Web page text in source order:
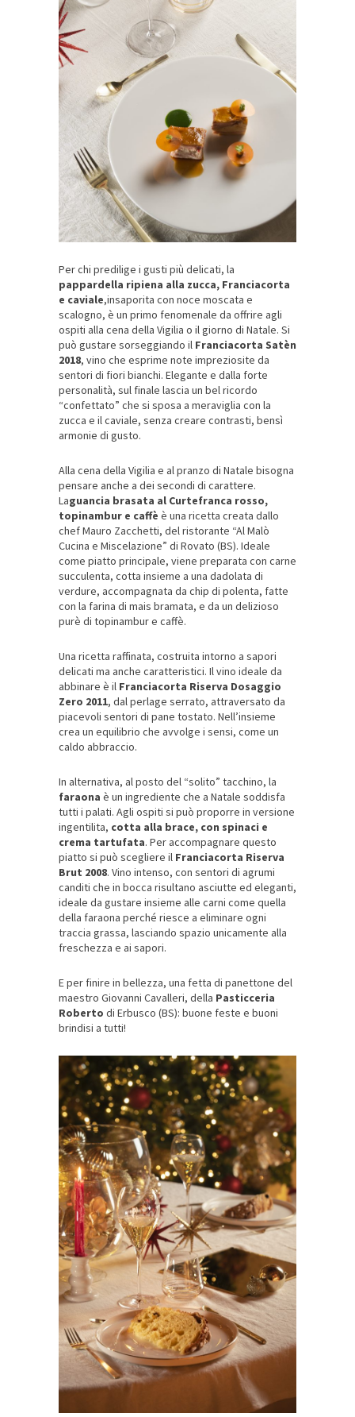
Per chi predilige i gusti più delicati, la
pappardella ripiena alla zucca, Franciacorta
e caviale,insaporita con noce moscata e
scalogno, è un primo fenomenale da offrire agli
ospiti alla cena della Vigilia o il giorno di Natale. Si
può gustare sorseggiando il Franciacorta Satèn
2018, vino che esprime note impreziosite da
sentori di fiori bianchi. Elegante e dalla forte
personalità, sul finale lascia un bel ricordo
“confettato” che si sposa a meraviglia con la
zucca e il caviale, senza creare contrasti, bensì
armonie di gusto.
Alla cena della Vigilia e al pranzo di Natale bisogna
pensare anche a dei secondi di carattere.
Laguancia brasata al Curtefranca rosso,
topinambur e caffè è una ricetta creata dallo
chef Mauro Zacchetti, del ristorante “Al Malò
Cucina e Miscelazione” di Rovato (BS). Ideale
come piatto principale, viene preparata con carne
succulenta, cotta insieme a una dadolata di
verdure, accompagnata da chip di polenta, fatte
con la farina di mais bramata, e da un delizioso
purè di topinambur e caffè.
Una ricetta raffinata, costruita intorno a sapori
delicati ma anche caratteristici. Il vino ideale da
abbinare è il Franciacorta Riserva Dosaggio
Zero 2011, dal perlage serrato, attraversato da
piacevoli sentori di pane tostato. Nell’insieme
crea un equilibrio che avvolge i sensi, come un
caldo abbraccio.
In alternativa, al posto del “solito” tacchino, la
faraona è un ingrediente che a Natale soddisfa
tutti i palati. Agli ospiti si può proporre in versione
ingentilita, cotta alla brace, con spinaci e
crema tartufata. Per accompagnare questo
piatto si può scegliere il Franciacorta Riserva
Brut 2008. Vino intenso, con sentori di agrumi
canditi che in bocca risultano asciutte ed eleganti,
ideale da gustare insieme alle carni come quella
della faraona perché riesce a eliminare ogni
traccia grassa, lasciando spazio unicamente alla
freschezza e ai sapori.
E per finire in bellezza, una fetta di panettone del
maestro Giovanni Cavalleri, della Pasticceria
Roberto di Erbusco (BS): buone feste e buoni
brindisi a tutti!